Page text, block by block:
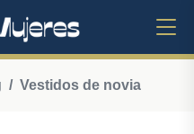
Vestidos de novia